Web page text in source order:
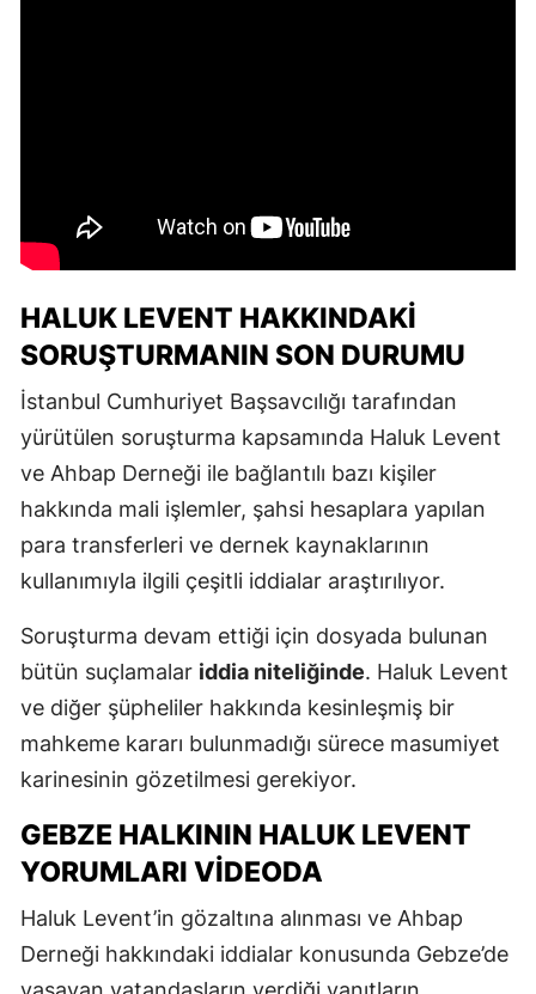
HALUK LEVENT HAKKINDAKI
SORUŞTURMANIN SON DURUMU
İstanbul Cumhuriyet Başsavcılığı tarafından
yürütülen soruşturma kapsamında Haluk Levent
ve Ahbap Derneği ile bağlantılı bazı kişiler
hakkında mali işlemler, şahsi hesaplara yapılan
para transferleri ve dernek kaynaklarının
kullanımıyla ilgili çeşitli iddialar araştırılıyor.
Soruşturma devam ettiği için dosyada bulunan
bütün suçlamalar iddia niteliğinde. Haluk Levent
ve diğer şüpheliler hakkında kesinleşmiş bir
mahkeme kararı bulunmadığı sürece masumiyet
karinesinin gözetilmesi gerekiyor.
GEBZE HALKININ HALUK LEVENT
YORUMLARI VIDEODA
Haluk Levent’in gözaltına alınması ve Ahbap
Derneği hakkındaki iddialar konusunda Gebze’de